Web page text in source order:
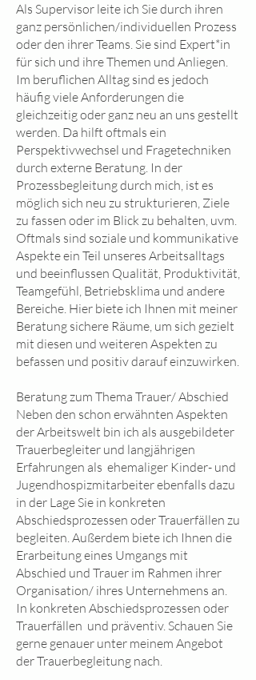
Als Supervisor leite ich Sie durch ihren
ganz persönlichen/individuellen Prozess
oder den ihrer Teams. Sie sind Expert*in
für sich und ihre Themen und Anliegen.
Im beruflichen Alltag sind es jedoch
häufig viele Anforderungen die
gleichzeitig oder ganz neu an uns gestellt
werden. Da hilft oftmals ein
Perspektivwechsel und Fragetechniken
durch externe Beratung. In der
Prozessbegleitung durch mich, ist es
möglich sich neu zu strukturieren, Ziele
zu fassen oder im Blick zu behalten, uvm.
Oftmals sind soziale und kommunikative
Aspekte ein Teil unseres Arbeitsalltags
und beeinflussen Qualität, Produktivität,
Teamgefühl, Betriebsklima und andere
Bereiche. Hier biete ich Ihnen mit meiner
Beratung sichere Räume, um sich gezielt
mit diesen und weiteren Aspekten zu
befassen und positiv darauf einzuwirken.
Beratung zum Thema Trauer/ Abschied
Neben den schon erwähnten Aspekten
der Arbeitswelt bin ich als ausgebildeter
Trauerbegleiter und langjährigen
Erfahrungen als ehemaliger Kinder- und
Jugendhospizmitarbeiter ebenfalls dazu
in der Lage Sie in konkreten
Abschiedsprozessen oder Trauerfällen zu
begleiten. Außerdem biete ich Ihnen die
Erarbeitung eines Umgangs mit
Abschied und Trauer im Rahmen ihrer
Organisation/ ihres Unternehmens an.
In konkreten Abschiedsprozessen oder
Trauerfällen und präventiv. Schauen Sie
gerne genauer unter meinem Angebot
der Trauerbegleitung nach.